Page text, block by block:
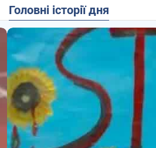
Головні історії дня